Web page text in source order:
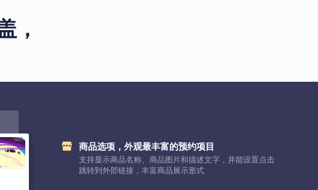
，
商品选项，外观最丰富的预约项目
支持显示商品名称、商品图片和描述文字，并能设置点击
跳转到外部链接，丰富商品展示形式